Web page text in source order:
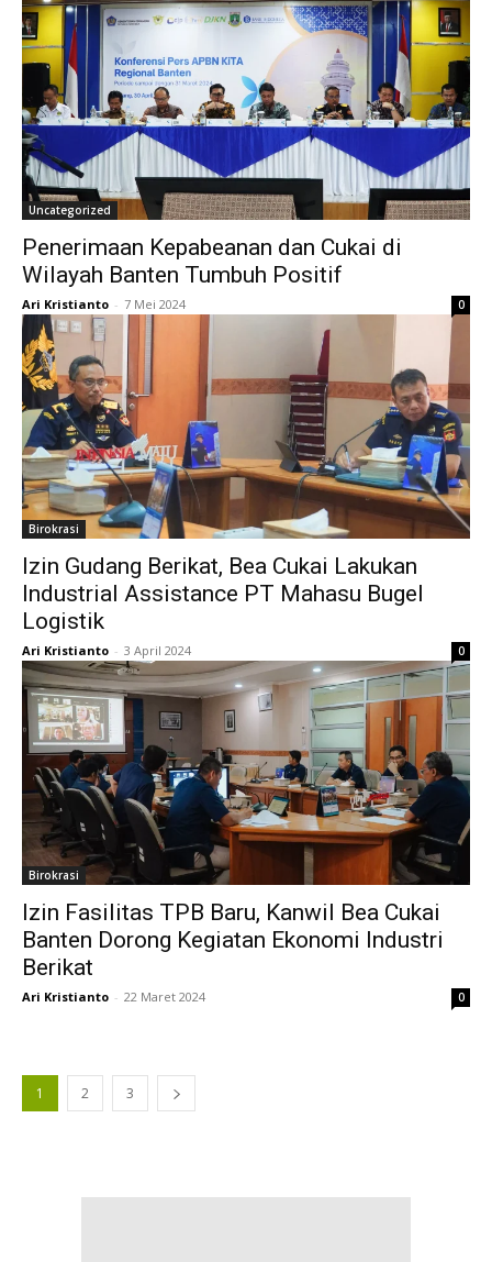
Uncategorized
Penerimaan Kepabeanan dan Cukai di
Wilayah Banten Tumbuh Positif
Ari Kristianto - 7 Mei 2024 0
Birokrasi
Izin Gudang Berikat, Bea Cukai Lakukan
Industrial Assistance PT Mahasu Bugel
Logistik
Ari Kristianto - 3 April 2024 0
Birokrasi
Izin Fasilitas TPB Baru, Kanwil Bea Cukai
Banten Dorong Kegiatan Ekonomi Industri
Berikat
Ari Kristianto - 22 Maret 2024 0
1 2 3